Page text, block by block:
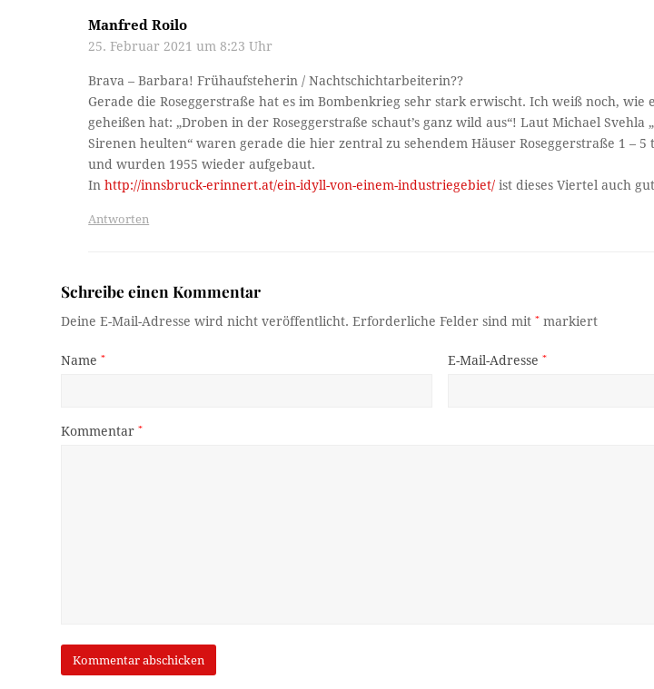
Manfred Roilo
25. Februar 2021 um 8:23 Uhr
Brava – Barbara! Frühaufsteherin / Nachtschichtarbeiterin??
Gerade die Roseggerstraße hat es im Bombenkrieg sehr stark erwischt. Ich weiß noch, wie
geheißen hat: „Droben in der Roseggerstraße schaut’s ganz wild aus“! Laut Michael Svehla
Sirenen heulten“ waren gerade die hier zentral zu sehendem Häuser Roseggerstraße 1 – 5
und wurden 1955 wieder aufgebaut.
Inhttp://innsbruck-erinnert.at/ein-idyll-von-einem-industriegebiet/ ist dieses Viertel auch
Antworten
Schreibe einen Kommentar
Deine E-Mail-Adresse wird nicht veröffentlicht. Erforderliche Felder sind mit* markiert
Name* E-Mail-Adresse *
Kommentar*